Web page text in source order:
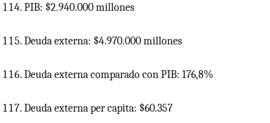
PIB: $2.940.000 millones
Deuda externa: $4.970.000 millones
Deuda externa comparado con PIB: 176,8%
Deuda externa per capita: $60.357